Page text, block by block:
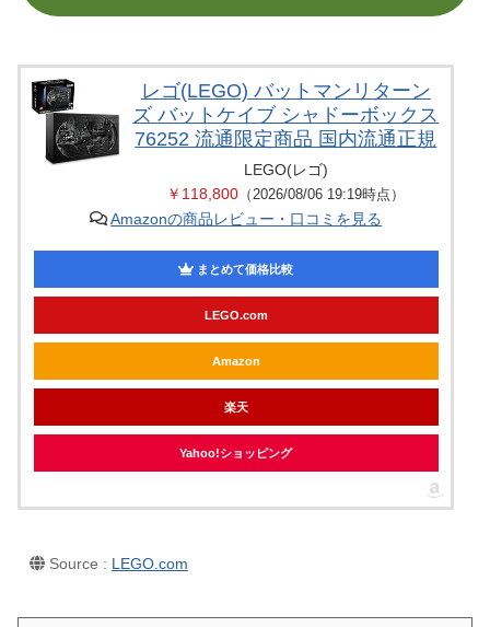
レゴ(LEGO) バットマンリターン
ズ バットケイブ シャドーボックス
76252 流通限定商品 国内流通正規
LEGO(レゴ)
￥118,800 （2026/08/06 19:19時点）
Amazonの商品レビュー・口コミを見る
まとめて価格比較
LEGO.com
Amazon
楽天
Yahoo!ショッピング
Source : LEGO.com